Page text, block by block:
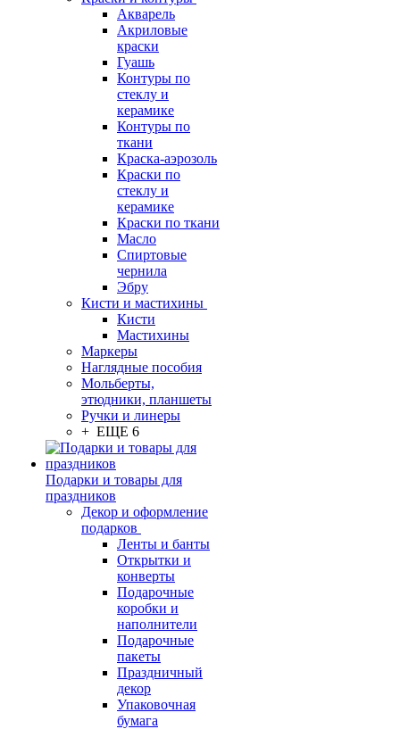
Акварель
Акриловые
краски
Гуашь
Контуры по
стеклу и
керамике
Контуры по
ткани
Краска-аэрозоль
Краски по
стеклу и
керамике
Краски по ткани
Масло
Спиртовые
чернила
Эбру
Кисти и мастихины
Кисти
Мастихины
Маркеры
Наглядные пособия
Мольберты,
этюдники, планшеты
Ручки и линеры
+ ЕЩЕ 6
Подарки и товары для
праздников
Декор и оформление
подарков
Ленты и банты
Открытки и
конверты
Подарочные
коробки и
наполнители
Подарочные
пакеты
Праздничный
декор
Упаковочная
бумага